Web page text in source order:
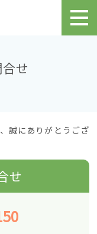
せ
誠にありがとうござ
せ